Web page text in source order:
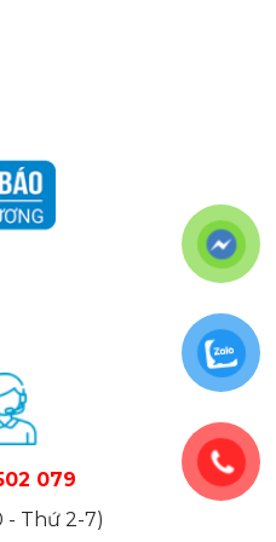
079
- Thứ 2-7)